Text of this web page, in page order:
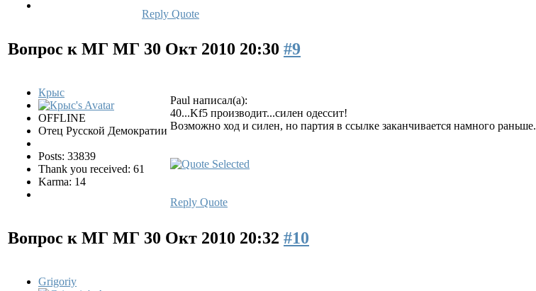
Reply Quote
Вопрос к МГ МГ 30 Окт 2010 20:30 #9
Крыс
OFFLINE
Отец Русской Демократии
Posts: 33839
Thank you received: 61
Karma: 14
Paul написал(а):
40...Kf5 производит...силен одессит!
Возможно ход и силен, но партия в ссылке заканчивается намного раньше.
Reply Quote
Вопрос к МГ МГ 30 Окт 2010 20:32 #10
Grigoriy